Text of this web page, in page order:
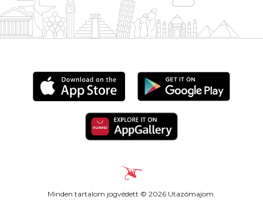
Minden tartalom jogvédett © 2026 Utazómajom.